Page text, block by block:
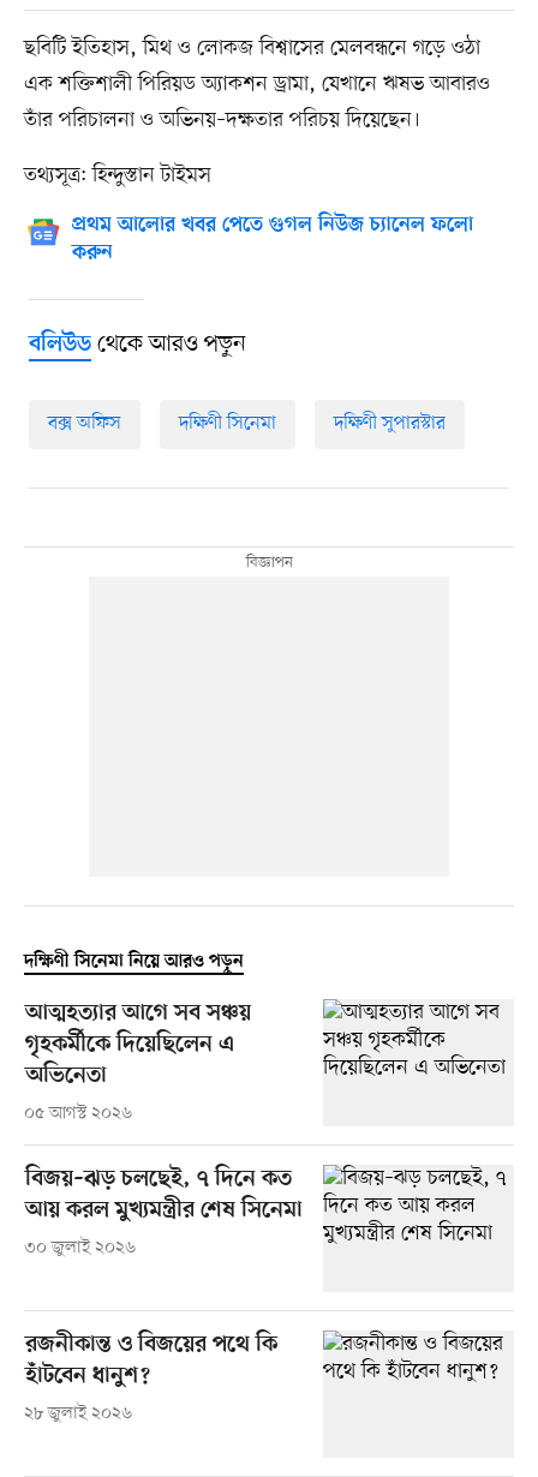
ছবিটি ইতিহাস, মিথ ও লোকজ বিশ্বাসের মেলবন্ধনে গড়ে ওঠা
এক শক্তিশালী পিরিয়ড অ্যাকশন ড্রামা, যেখানে ঋষভ আবারও
তাঁর পরিচালনা ও অভিনয়–দক্ষতার পরিচয় দিয়েছেন।
তথ্যসূত্র: হিন্দুস্তান টাইমস
প্রথম আলোর খবর পেতে গুগল নিউজ চ্যানেল ফলো
করুন
বলিউডথেকে আরও পড়ুন
বক্স অফিস দক্ষিণী সিনেমা দক্ষিণী সুপারস্টার
দক্ষিণী সিনেমা নিয়ে আরও পড়ুন
আত্মহত্যার আগে সব সঞ্চয়
গৃহকর্মীকে দিয়েছিলেন এ
অভিনেতা
০৫ আগস্ট ২০২৬
বিজয়–ঝড় চলছেই, ৭ দিনে কত
আয় করল মুখ্যমন্ত্রীর শেষ সিনেমা
৩০ জুলাই ২০২৬
রজনীকান্ত ও বিজয়ের পথে কি
হাঁটবেন ধানুশ?
২৮ জুলাই ২০২৬